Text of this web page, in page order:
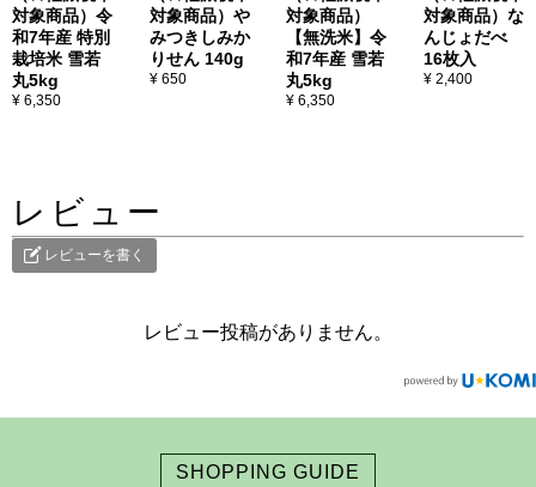
対象商品）令
和7年産 特別
栽培米 雪若
丸5kg
¥ 6,350
対象商品）や
みつきしみか
りせん 140g
¥ 650
対象商品）
【無洗米】令
和7年産 雪若
丸5kg
¥ 6,350
対象商品）な
んじょだべ
16枚入
¥ 2,400
レビュー
レビューを書く
レビュー投稿がありません。
SHOPPING GUIDE